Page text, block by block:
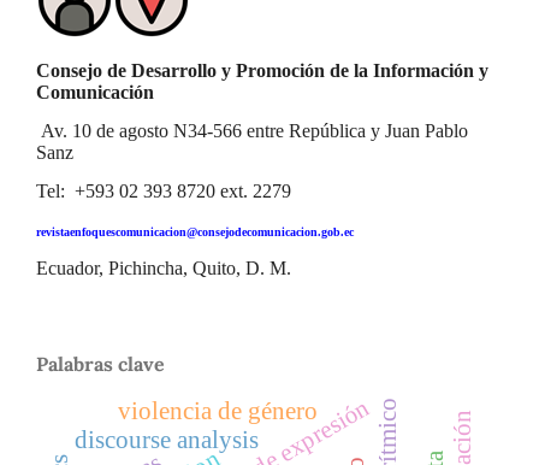
Consejo de Desarrollo y Promoción de la Información y
Comunicación
Av. 10 de agosto N34-566 entre República y Juan Pablo
Sanz
Tel: +593 02 393 8720 ext. 2279
revistaenfoquescomunicacion@consejodecomunicacion.gob.ec
Ecuador, Pichincha, Quito, D. M.
Palabras clave
discourse analysis
violencia de género